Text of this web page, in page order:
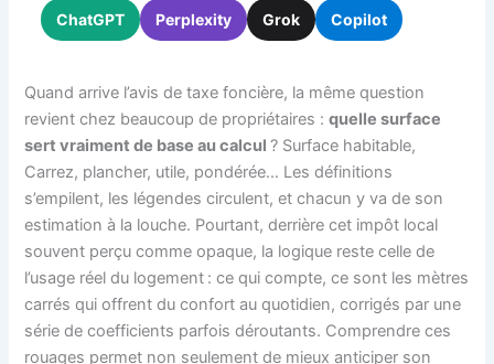
ChatGPT Perplexity Grok Copilot
Quand arrive l’avis de taxe foncière, la même question
revient chez beaucoup de propriétaires :quelle surface
sert vraiment de base au calcul ? Surface habitable,
Carrez, plancher, utile, pondérée… Les définitions
s’empilent, les légendes circulent, et chacun y va de son
estimation à la louche. Pourtant, derrière cet impôt local
souvent perçu comme opaque, la logique reste celle de
l’usage réel du logement : ce qui compte, ce sont les mètres
carrés qui offrent du confort au quotidien, corrigés par une
série de coefficients parfois déroutants. Comprendre ces
rouages permet non seulement de mieux anticiper son